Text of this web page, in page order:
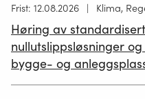
Høring
publisert
12.05.2026
Frist: 12.08.2026 Klima,
Høring av
nullutslippsløsninger
bygge- og